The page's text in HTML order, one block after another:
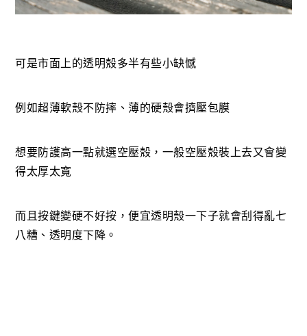
可是市面上的透明殼多半有些小缺憾
例如超薄軟殼不防摔、薄的硬殼會擠壓包膜
想要防護高一點就選空壓殼，一般空壓殼裝上去又會變
得太厚太寬
而且按鍵變硬不好按，便宜透明殼一下子就會刮得亂七
八糟、透明度下降。